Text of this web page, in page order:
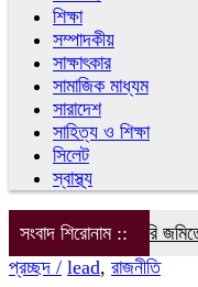
শিক্ষা
সম্পাদকীয়
সাক্ষাৎকার
সামাজিক মাধ্যম
সারাদেশ
সাহিত্য ও শিক্ষা
সিলেট
স্বাস্থ্য
সংবাদ শিরোনাম ::সরকারি জমিতে
প্রচ্ছদ / lead, রাজনীতি